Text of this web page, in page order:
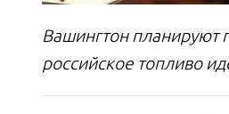
Вашингтон планируют
российское топливо